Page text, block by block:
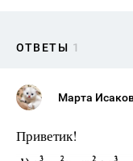
ОТВЕТЫ 1
Марта
Приветик!